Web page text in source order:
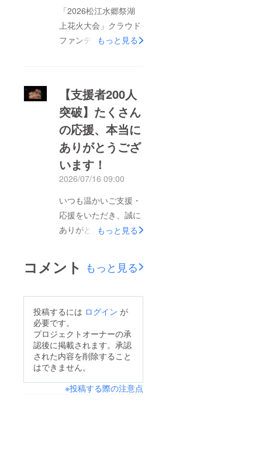
は、安全・安心な大会
運営はもちろん、復興
支援企画など、新たな
広がる花火や、会場に
あふれる笑顔を目に
し、改めてこの花火大
会は多くの方々に支え
られて開催できている
ことを実感しました。
ご支援くださった皆さ
ま、情報を広めてくだ
さった皆さま、そして
松江水郷祭を応援して
し上げます。これから
来たい」と思っていた
だける花火大会を目指
し、事務局・関係者一
同、より良い大会づく
りに取り組んでまいり
ます。今後とも松江水
郷祭湖上花火大会への
「2026松江水郷祭湖
上花火大会」クラウド
ファンディングは、無
1,274,550円・支援者
数：269名（過去最
多！）と、目標金額
100万円を上回る
127％を達成し、さら
に過去最多となる269
名の皆さまからご支援
をいただくことができ
ました。ご支援くだ
さった皆さま、そして
てくださった皆さま
に、心より感謝申し上
た、返礼品は順次発送
を開始しております。
ご支援いただいた皆さ
まへ、感謝の気持ちを
すので、お手元に届く
もっと見る
【支援者200人
突破】たくさん
の応援、本当に
ありがとうござ
います！
2026/07/16 09:00
いつも温かいご支援・
応援をいただき、誠に
ありがとうございま
のたびクラウドファン
ディングの支援者数が
さまに応援いただいて
いることを、水郷祭推
進会議一同、大変うれ
しく、心強く感じてい
支援に、改めて心より
もっと見る
コメント もっと見る
投稿するには ログイン が
必要です。
プロジェクトオーナーの承
認後に掲載されます。承認
された内容を削除すること
はできません。
※投稿する際の注意点